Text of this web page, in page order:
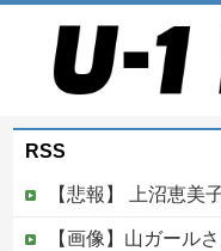
RSS
【悲報】 上沼恵美子さん「簡単
【画像】山ガールさん、山